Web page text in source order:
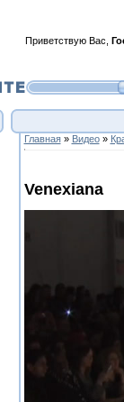
Приветствую Вас
Главная» Видео»
Venexiana